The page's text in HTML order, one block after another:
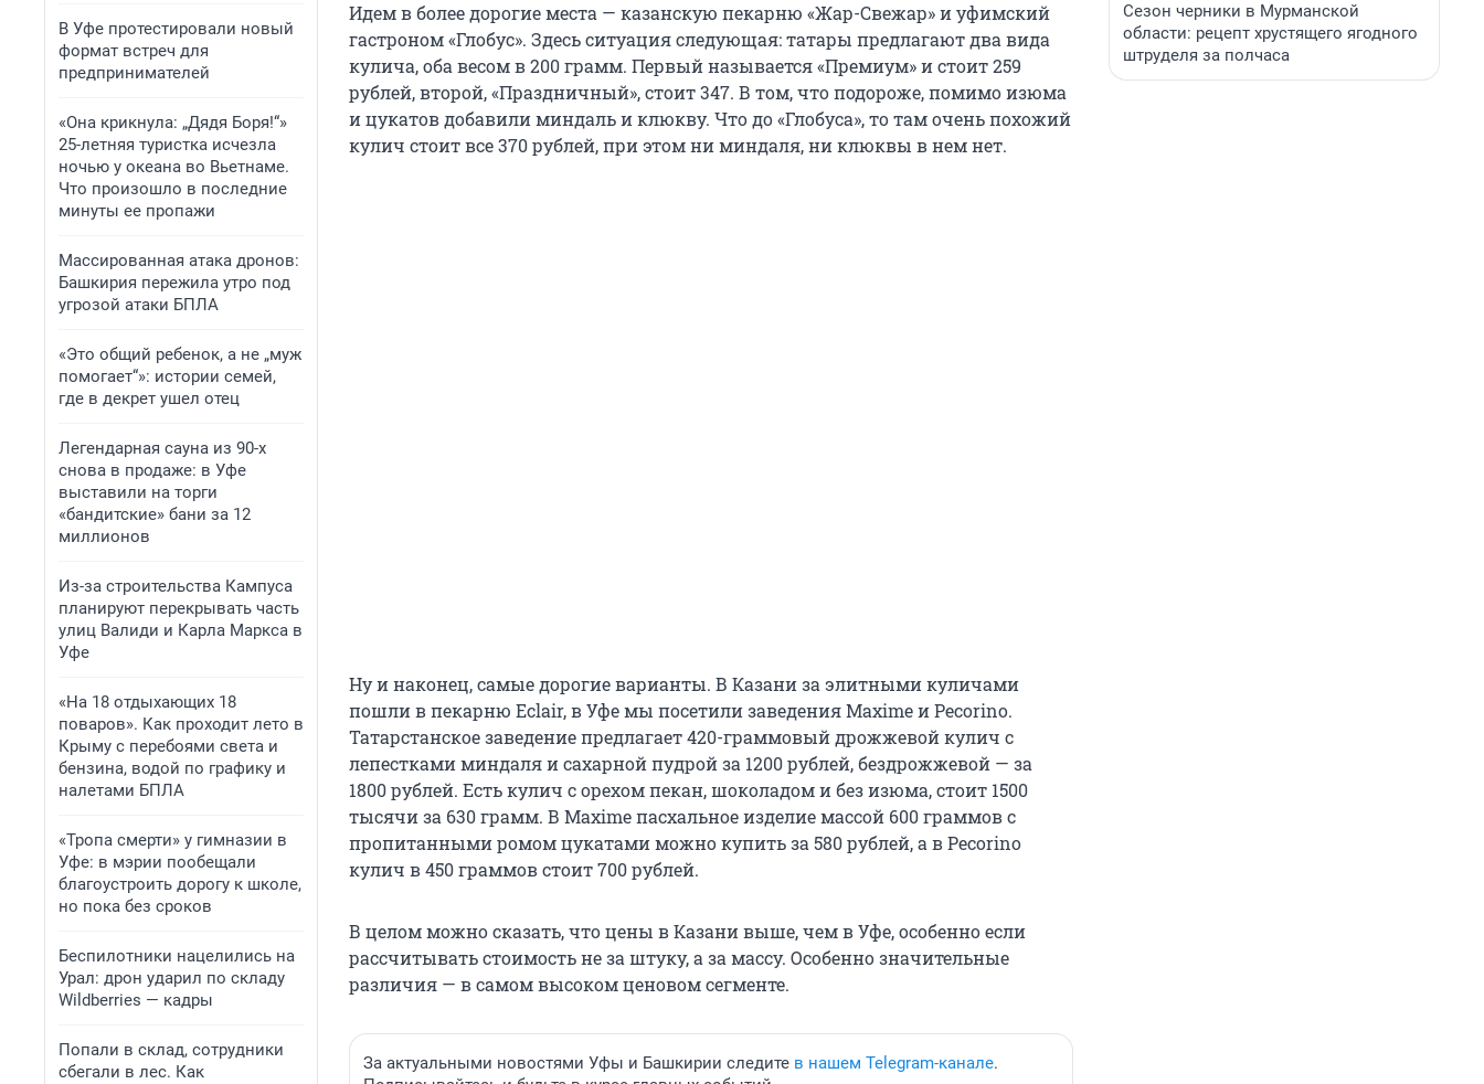
В Уфе протестировали новый
формат встреч для
предпринимателей
«Она крикнула: „Дядя Боря!“»
25-летняя туристка исчезла
ночью у океана во Вьетнаме.
Что произошло в последние
минуты ее пропажи
Массированная атака дронов:
Башкирия пережила утро под
угрозой атаки БПЛА
«Это общий ребенок, а не „муж
помогает“»: истории семей,
где в декрет ушел отец
Легендарная сауна из 90-х
снова в продаже: в Уфе
выставили на торги
«бандитские» бани за 12
миллионов
Из-за строительства Кампуса
планируют перекрывать часть
улиц Валиди и Карла Маркса в
Уфе
«На 18 отдыхающих 18
поваров». Как проходит лето в
Крыму с перебоями света и
бензина, водой по графику и
налетами БПЛА
«Тропа смерти» у гимназии в
Уфе: в мэрии пообещали
благоустроить дорогу к школе,
но пока без сроков
Беспилотники нацелились на
Урал: дрон ударил по складу
Wildberries — кадры
Попали в склад, сотрудники
сбегали в лес. Как
Идем в более дорогие места — казанскую пекарню «Жар-Свежар» и уфимский
гастроном «Глобус». Здесь ситуация следующая: татары предлагают два вида
кулича, оба весом в 200 грамм. Первый называется «Премиум» и стоит 259
рублей, второй, «Праздничный», стоит 347. В том, что подороже, помимо изюма
и цукатов добавили миндаль и клюкву. Что до «Глобуса», то там очень похожий
кулич стоит все 370 рублей, при этом ни миндаля, ни клюквы в нем нет.
Ну и наконец, самые дорогие варианты. В Казани за элитными куличами
пошли в пекарню Eclair, в Уфе мы посетили заведения Maxime и Pecorino.
Татарстанское заведение предлагает 420-граммовый дрожжевой кулич с
лепестками миндаля и сахарной пудрой за 1200 рублей, бездрожжевой — за
1800 рублей. Есть кулич с орехом пекан, шоколадом и без изюма, стоит 1500
тысячи за 630 грамм. В Maxime пасхальное изделие массой 600 граммов с
пропитанными ромом цукатами можно купить за 580 рублей, а в Pecorino
кулич в 450 граммов стоит 700 рублей.
В целом можно сказать, что цены в Казани выше, чем в Уфе, особенно если
рассчитывать стоимость не за штуку, а за массу. Особенно значительные
различия — в самом высоком ценовом сегменте.
За актуальными новостями Уфы и Башкирии следите в нашем Telegram-канале.
Сезон черники в Мурманской
области: рецепт хрустящего ягодного
штруделя за полчаса